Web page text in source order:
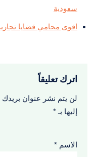
سعودية
اقوى محامي قضايا
اترك تعليقاً
لن يتم نشر عنوان بريدك
إليها بـ *
الاسم *